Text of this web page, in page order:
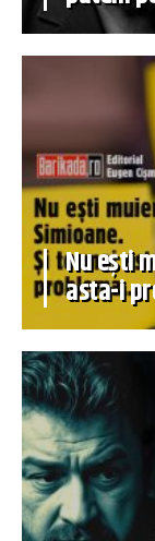
Nu ești
asta-i